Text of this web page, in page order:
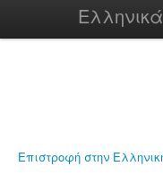
Επιστροφή στην